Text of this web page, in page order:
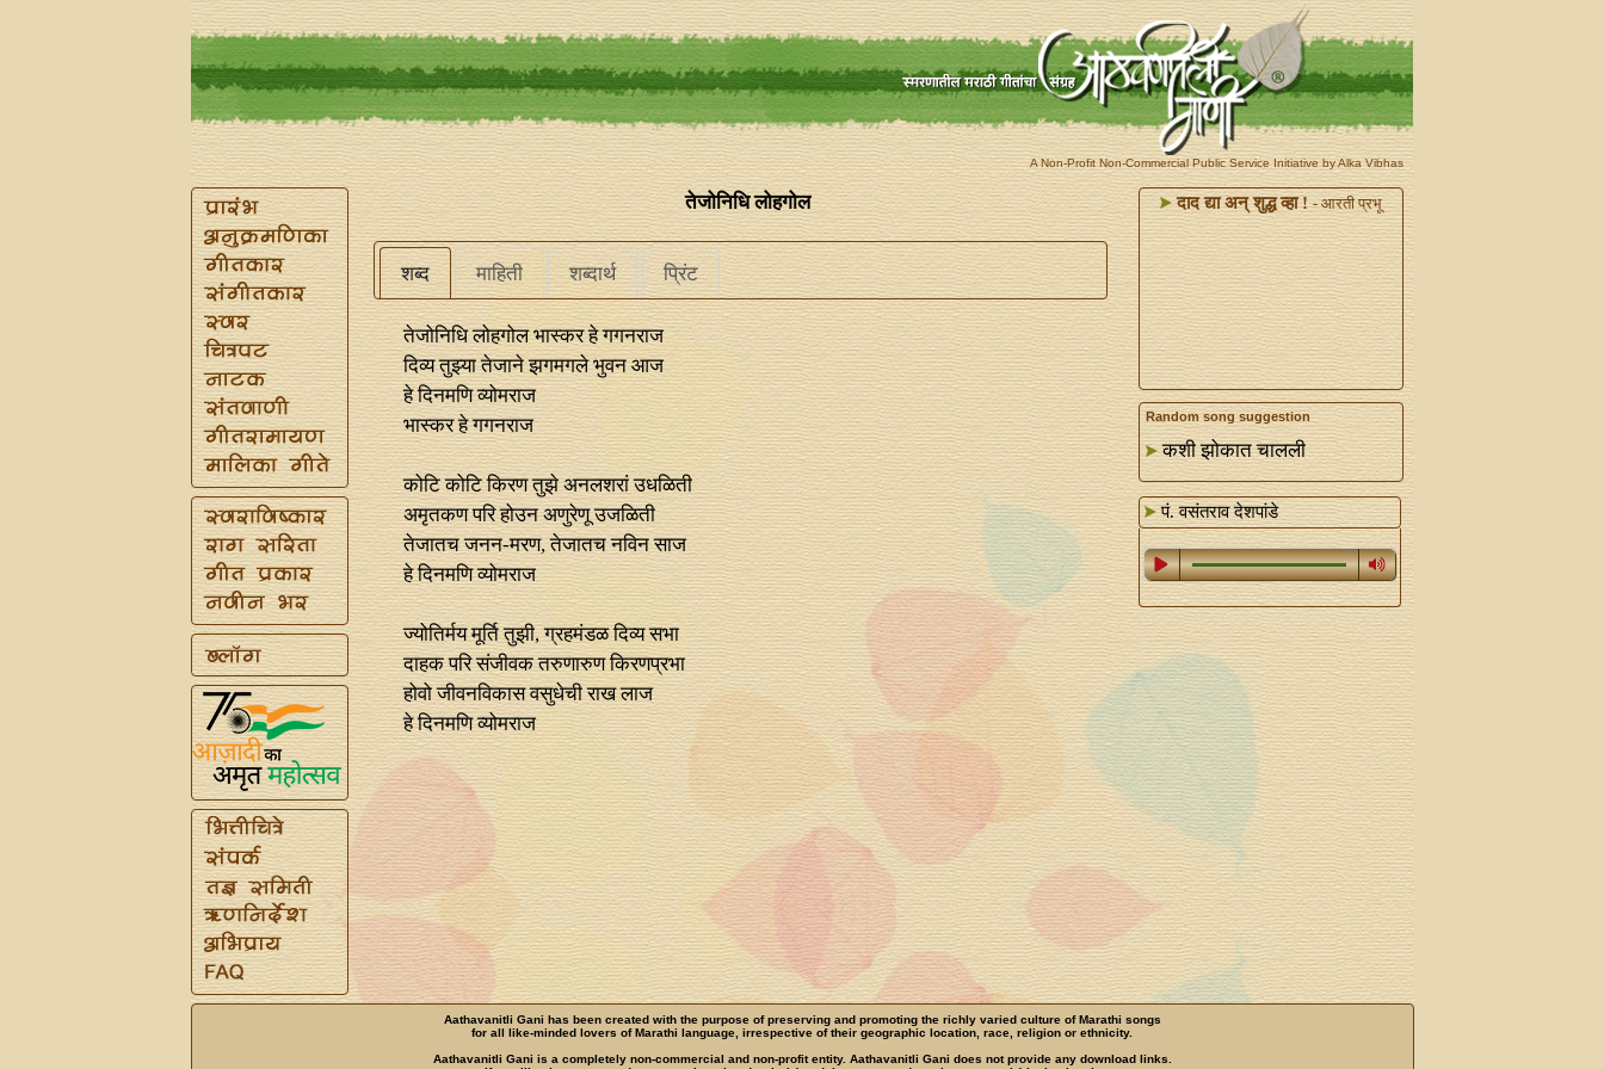
A Non-Profit Non-Commercial Public Service Initiative by Alka Vibhas
तेजोनिधि लोहगोल
शब्द माहिती शब्दार्थ प्रिंट
तेजोनिधि लोहगोल भास्कर हे गगनराज
दिव्य तुझ्या तेजाने झगमगले भुवन आज
हे दिनमणि व्योमराज
भास्कर हे गगनराज
कोटि कोटि किरण तुझे अनलशरां उधळिती
अमृतकण परि होउन अणुरेणू उजळिती
तेजातच जनन-मरण, तेजातच नविन साज
हे दिनमणि व्योमराज
ज्योतिर्मय मूर्ति तुझी, ग्रहमंडळ दिव्य सभा
दाहक परि संजीवक तरुणारुण किरणप्रभा
होवो जीवनविकास वसुधेची राख लाज
हे दिनमणि व्योमराज
दाद द्या अन्‌ शुद्ध व्हा ! - आरती प्रभू
Random song suggestion
कशी झोकात चालली
पं. वसंतराव देशपांडे
Aathavanitli Gani has been created with the purpose of preserving and promoting the richly varied culture of Marathi songs
for all like-minded lovers of Marathi language, irrespective of their geographic location, race, religion or ethnicity.
Aathavanitli Gani is a completely non-commercial and non-profit entity. Aathavanitli Gani does not provide any download links.